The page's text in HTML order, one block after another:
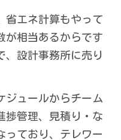
省エネ計算もやって
が相当あるからです
、設計事務所に売り
ジュールからチーム
捗管理、見積り・な
っており、テレワー